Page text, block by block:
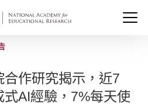
合作研究揭示，近7
式AI經驗，7%每天使